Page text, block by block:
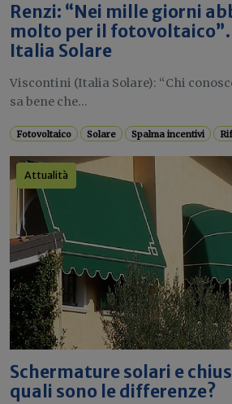
Renzi: “Nei mille giorni
molto per il fotovoltaico”.
Italia Solare
Viscontini (Italia Solare): “Chi
sa bene che...
Fotovoltaico Solare Spalma incentivi
Attualità
Schermature solari e
quali sono le differenze?